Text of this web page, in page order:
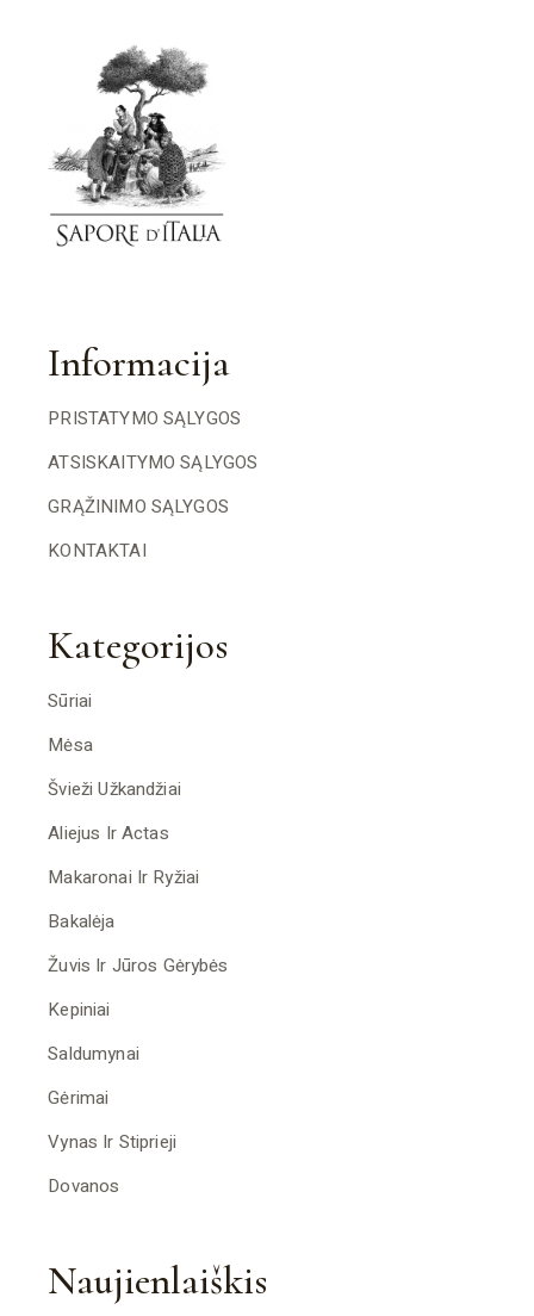
Informacija
PRISTATYMO SĄLYGOS
ATSISKAITYMO SĄLYGOS
GRĄŽINIMO SĄLYGOS
KONTAKTAI
Kategorijos
Sūriai
Mėsa
Švieži Užkandžiai
Aliejus Ir Actas
Makaronai Ir Ryžiai
Bakalėja
Žuvis Ir Jūros Gėrybės
Kepiniai
Saldumynai
Gėrimai
Vynas Ir Stiprieji
Dovanos
Naujienlaiškis